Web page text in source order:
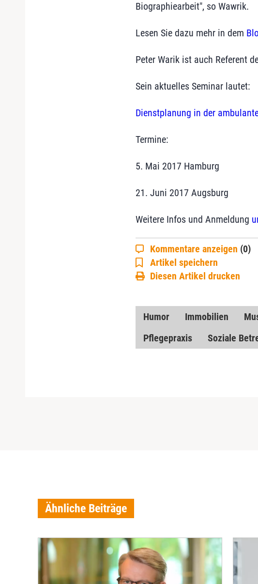
Biographiearbeit", so Wawrik.
Lesen Sie dazu mehr in dem
Peter Warik ist auch Referent
Sein aktuelles Seminar lautet:
Dienstplanung in der
Termine:
5. Mai 2017 Hamburg
21. Juni 2017 Augsburg
Weitere Infos und Anmeldung
Kommentare anzeigen (0)
Artikel speichern
Diesen Artikel drucken
Humor Immobilien
Pflegepraxis
Soziale
Ähnliche Beiträge